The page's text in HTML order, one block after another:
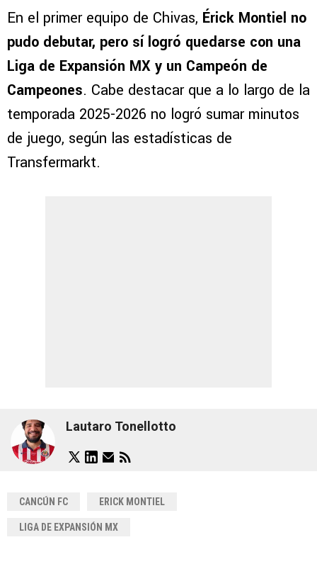
En el primer equipo de Chivas, Érick Montiel no
pudo debutar, pero sí logró quedarse con una
Liga de Expansión MX y un Campeón de
Campeones. Cabe destacar que a lo largo de la
temporada 2025-2026 no logró sumar minutos
de juego, según las estadísticas de
Transfermarkt.
Lautaro Tonellotto
CANCÚN FC ERICK MONTIEL
LIGA DE EXPANSIÓN MX